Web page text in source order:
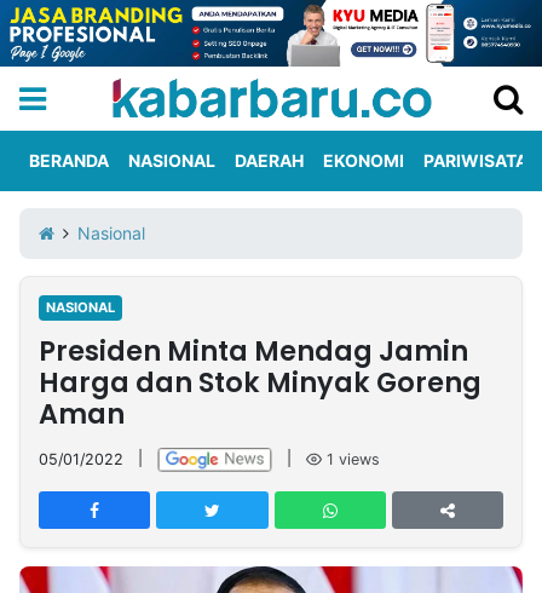
Iklan
Berita
Kami
Nasional
International
Olahraga
Entertainment
Daerah
Pariwisata
Kuliner
Kolom
Network
PT
TREETAN
INDONESIA
BERANDA NASIONAL DAERAH EKONOMI PARIWISATA
Nasional
NASIONAL
Presiden Minta Mendag Jamin
Harga dan Stok Minyak Goreng
Aman
05/01/2022 1 views